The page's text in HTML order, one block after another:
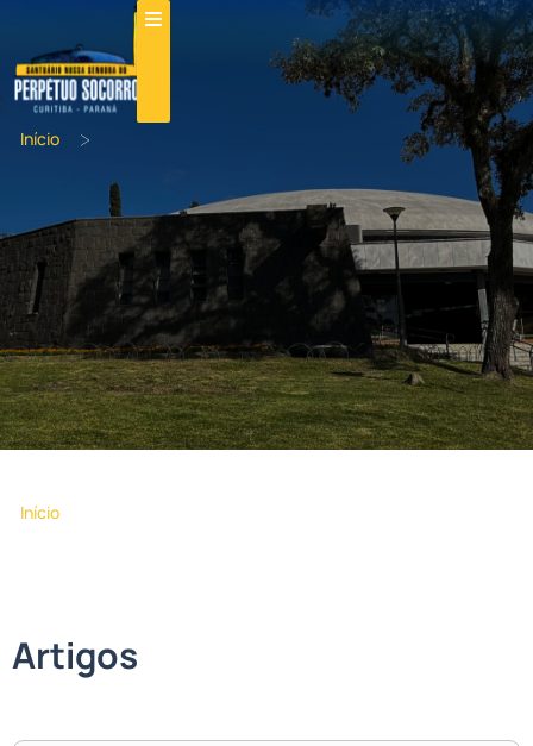
Início >
Início
Artigos